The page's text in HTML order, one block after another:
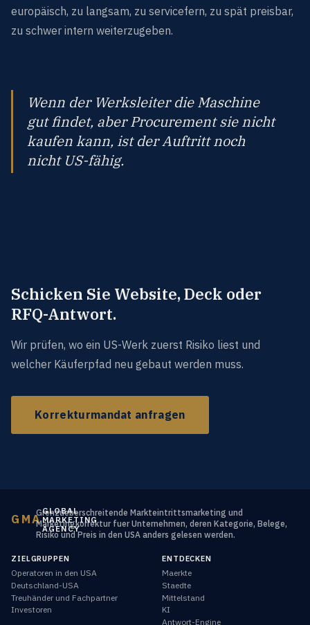
europäisch, zu langsam, zu servicefern, zu spät preisbar,
zu schwer intern weiterzugeben.
Wenn der Werksleiter die Maschine
gut findet, aber Procurement sie nicht
kaufen kann, ist der Auftritt noch
nicht US-fähig.
Schicken Sie Website, Deck oder
RFQ-Antwort.
Wir prüfen, wo ein US-Werk zuerst Risiko liest und
welcher Käuferpfad neu gebaut werden muss.
Korrekturmandat anfragen
GMA
GLOBAL
MARKETING
AGENCY
Grenzueberschreitende Markteintrittsmarketing und
Marketingkorrektur fuer Unternehmen, deren Kategorie, Belege,
Risiko und Preis in den USA anders gelesen werden.
ZIELGRUPPEN
Operatoren in den USA
Deutschland-USA
Treuhänder und Fachpartner
Investoren
ENTDECKEN
Maerkte
Staedte
Mittelstand
KI
Antwort-Engine